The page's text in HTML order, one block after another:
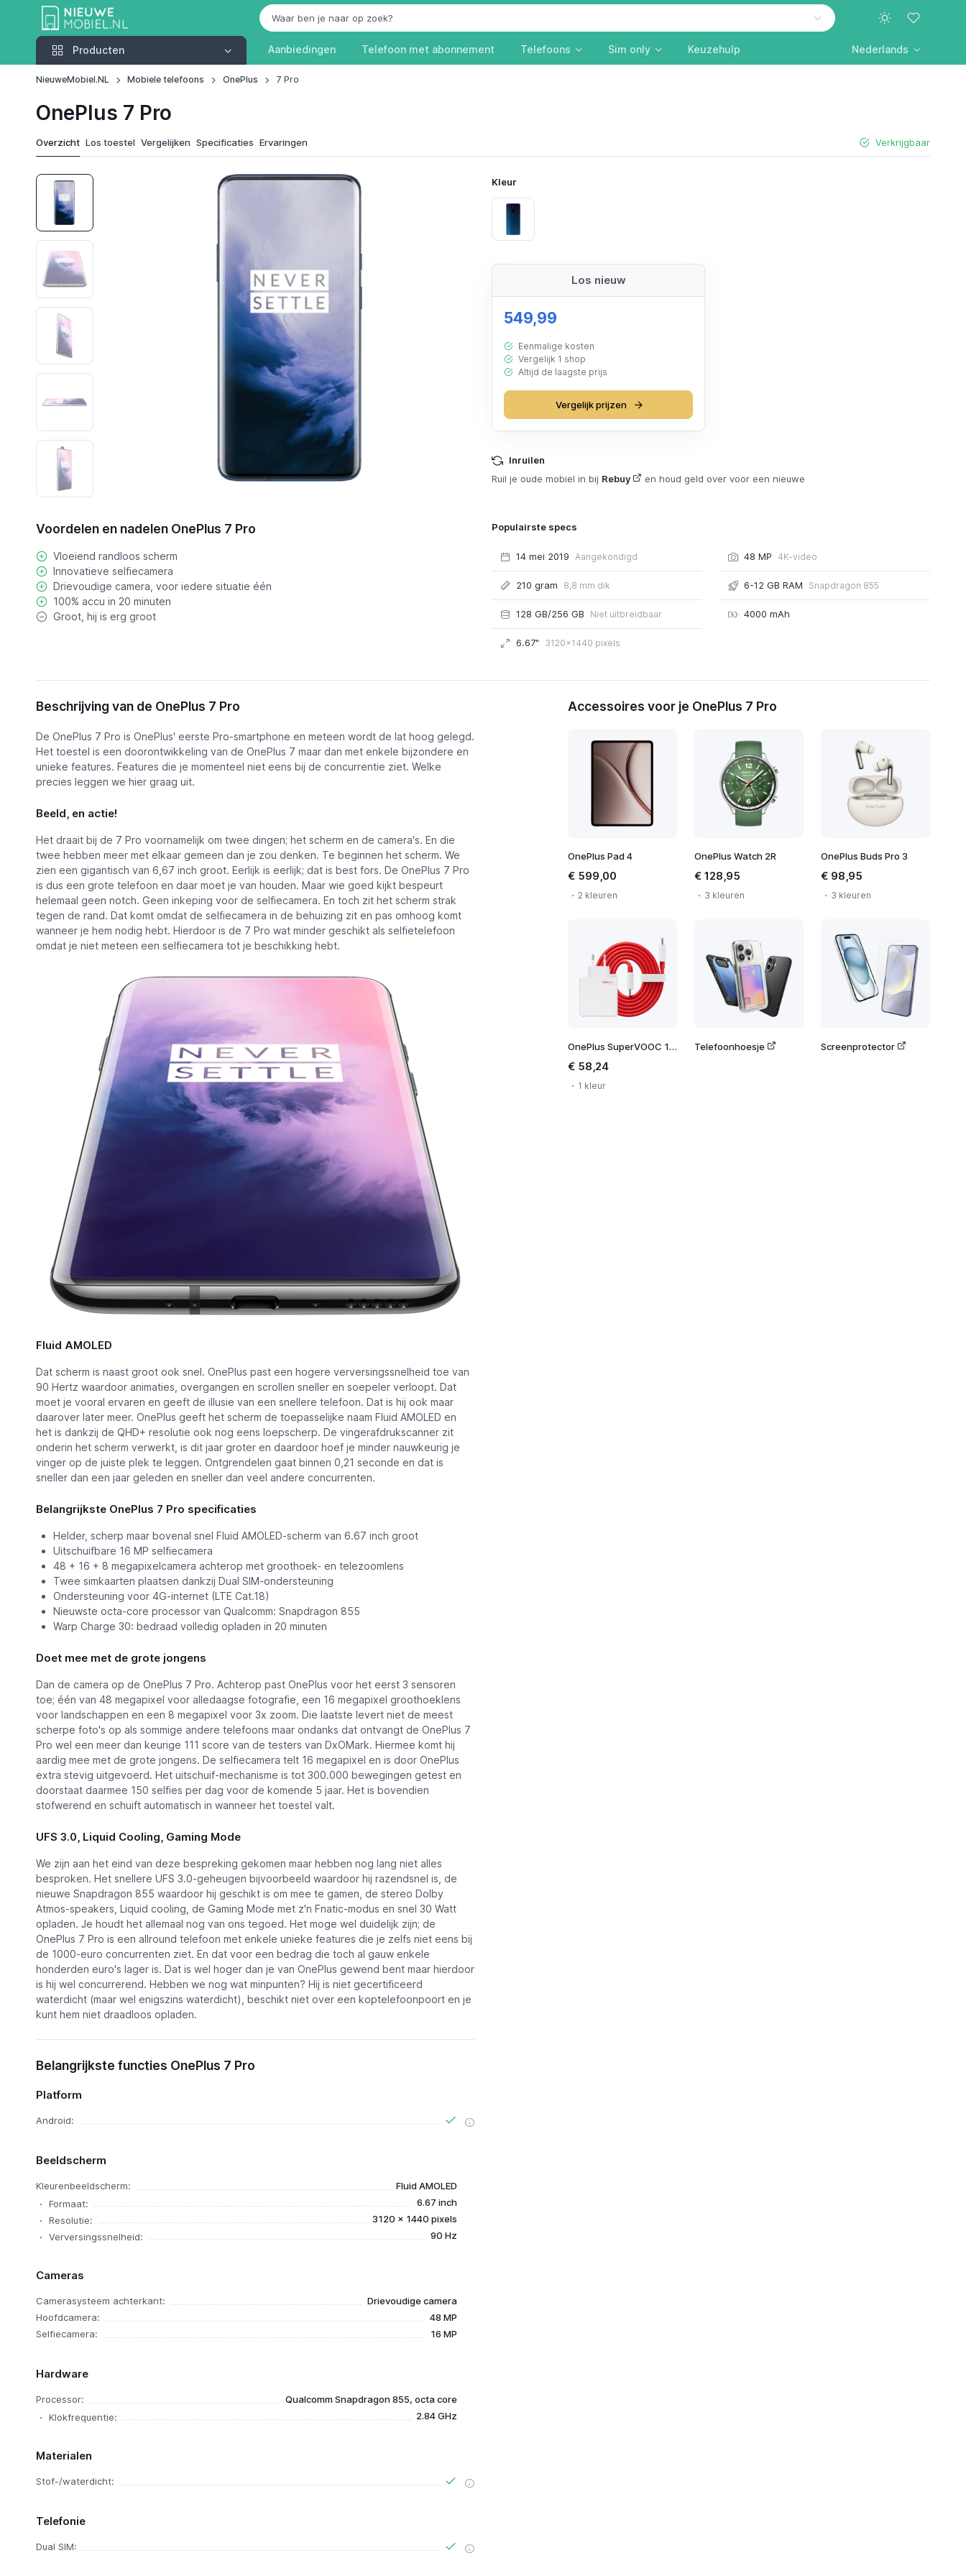
Producten
Producten Aanbiedingen Telefoon met abonnement Telefoons Sim only Keuzehulp Nederlands
NieuweMobiel.NL Mobiele telefoons OnePlus 7 Pro
OnePlus 7 Pro
Overzicht Los toestel Vergelijken Specificaties Ervaringen Verkrijgbaar
Kleur
Los nieuw
549,99
Eenmalige kosten
Vergelijk 1 shop
Altijd de laagste prijs
Vergelijk prijzen
Inruilen
Ruil je oude mobiel in bij Rebuy en houd geld over voor een nieuwe
Voordelen en nadelen OnePlus 7 Pro
Vloeiend randloos scherm
Innovatieve selfiecamera
Drievoudige camera, voor iedere situatie één
100% accu in 20 minuten
Groot, hij is erg groot
Populairste specs
14 mei 2019 Aangekondigd
210 gram 8,8 mm dik
128 GB/256 GB Niet uitbreidbaar
6.67" 3120x1440 pixels
48 MP 4K-video
6-12 GB RAM Snapdragon 855
4000 mAh
€ 549,99
Alternatieven
Nieuws
Bekijk prijzen
Beschrijving van de OnePlus 7 Pro
De OnePlus 7 Pro is OnePlus' eerste Pro-smartphone en meteen wordt de lat hoog gelegd.
Het toestel is een doorontwikkeling van de OnePlus 7 maar dan met enkele bijzondere en
unieke features. Features die je momenteel niet eens bij de concurrentie ziet. Welke
precies leggen we hier graag uit.
Beeld, en actie!
Het draait bij de 7 Pro voornamelijk om twee dingen; het scherm en de camera's. En die
twee hebben meer met elkaar gemeen dan je zou denken. Te beginnen het scherm. We
zien een gigantisch van 6,67 inch groot. Eerlijk is eerlijk; dat is best fors. De OnePlus 7 Pro
is dus een grote telefoon en daar moet je van houden. Maar wie goed kijkt bespeurt
helemaal geen notch. Geen inkeping voor de selfiecamera. En toch zit het scherm strak
tegen de rand. Dat komt omdat de selfiecamera in de behuizing zit en pas omhoog komt
wanneer je hem nodig hebt. Hierdoor is de 7 Pro wat minder geschikt als selfietelefoon
omdat je niet meteen een selfiecamera tot je beschikking hebt.
Fluid AMOLED
Dat scherm is naast groot ook snel. OnePlus past een hogere verversingssnelheid toe van
90 Hertz waardoor animaties, overgangen en scrollen sneller en soepeler verloopt. Dat
moet je vooral ervaren en geeft de illusie van een snellere telefoon. Dat is hij ook maar
daarover later meer. OnePlus geeft het scherm de toepasselijke naam Fluid AMOLED en
het is dankzij de QHD+ resolutie ook nog eens loepscherp. De vingerafdrukscanner zit
onderin het scherm verwerkt, is dit jaar groter en daardoor hoef je minder nauwkeurig je
vinger op de juiste plek te leggen. Ontgrendelen gaat binnen 0,21 seconde en dat is
sneller dan een jaar geleden en sneller dan veel andere concurrenten.
Belangrijkste OnePlus 7 Pro specificaties
Helder, scherp maar bovenal snel Fluid AMOLED-scherm van 6.67 inch groot
Uitschuifbare 16 MP selfiecamera
48 + 16 + 8 megapixelcamera achterop met groothoek- en telezoomlens
Twee simkaarten plaatsen dankzij Dual SIM-ondersteuning
Ondersteuning voor 4G-internet (LTE Cat.18)
Nieuwste octa-core processor van Qualcomm: Snapdragon 855
Warp Charge 30: bedraad volledig opladen in 20 minuten
Doet mee met de grote jongens
Dan de camera op de OnePlus 7 Pro. Achterop past OnePlus voor het eerst 3 sensoren
toe; één van 48 megapixel voor alledaagse fotografie, een 16 megapixel groothoeklens
voor landschappen en een 8 megapixel voor 3x zoom. Die laatste levert niet de meest
scherpe foto's op als sommige andere telefoons maar ondanks dat ontvangt de OnePlus 7
Pro wel een meer dan keurige 111 score van de testers van DxOMark. Hiermee komt hij
aardig mee met de grote jongens. De selfiecamera telt 16 megapixel en is door OnePlus
extra stevig uitgevoerd. Het uitschuif-mechanisme is tot 300.000 bewegingen getest en
doorstaat daarmee 150 selfies per dag voor de komende 5 jaar. Het is bovendien
stofwerend en schuift automatisch in wanneer het toestel valt.
UFS 3.0, Liquid Cooling, Gaming Mode
We zijn aan het eind van deze bespreking gekomen maar hebben nog lang niet alles
besproken. Het snellere UFS 3.0-geheugen bijvoorbeeld waardoor hij razendsnel is, de
nieuwe Snapdragon 855 waardoor hij geschikt is om mee te gamen, de stereo Dolby
Atmos-speakers, Liquid cooling, de Gaming Mode met z'n Fnatic-modus en snel 30 Watt
opladen. Je houdt het allemaal nog van ons tegoed. Het moge wel duidelijk zijn; de
OnePlus 7 Pro is een allround telefoon met enkele unieke features die je zelfs niet eens bij
de 1000-euro concurrenten ziet. En dat voor een bedrag die toch al gauw enkele
honderden euro's lager is. Dat is wel hoger dan je van OnePlus gewend bent maar hierdoor
is hij wel concurrerend. Hebben we nog wat minpunten? Hij is niet gecertificeerd
waterdicht (maar wel enigszins waterdicht), beschikt niet over een koptelefoonpoort en je
kunt hem niet draadloos opladen.
Belangrijkste functies OnePlus 7 Pro
Platform
Android:
Beeldscherm
Kleurenbeeldscherm:
Fluid AMOLED
Formaat:
6.67 inch
Resolutie:
3120 x 1440 pixels
Verversingssnelheid:
90 Hz
Cameras
Camerasysteem achterkant:
Drievoudige camera
Hoofdcamera:
48 MP
Selfiecamera:
16 MP
Hardware
Processor:
Qualcomm Snapdragon 855, octa core
Klokfrequentie:
2.84 GHz
Materialen
Stof-/waterdicht:
Telefonie
Dual SIM:
Accessoires voor je OnePlus 7 Pro
OnePlus Pad 4
€ 599,00
2 kleuren
OnePlus Watch 2R
€ 128,95
3 kleuren
OnePlus Buds Pro 3
€ 98,95
3 kleuren
OnePlus SuperVOOC 100W Dual Ports Power Adapter
€ 58,24
1 kleur
Telefoonhoesje Screenprotector